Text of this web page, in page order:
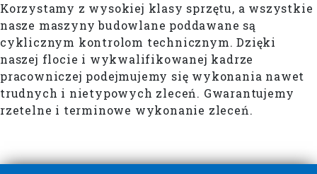
Korzystamy z wysokiej klasy sprzętu, a wszystkie
nasze maszyny budowlane poddawane są
cyklicznym kontrolom technicznym. Dzięki
naszej flocie i wykwalifikowanej kadrze
pracowniczej podejmujemy się wykonania nawet
trudnych i nietypowych zleceń. Gwarantujemy
rzetelne i terminowe wykonanie zleceń.